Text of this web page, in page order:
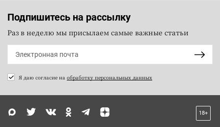
Подпишитесь на рассылку
Раз в неделю мы присылаем самые важные статьи
Я даю согласие на обработку персональных данных
18+